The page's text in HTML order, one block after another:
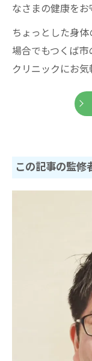
なさまの健康をお
ちょっとした身
場合でもつくば
クリニックにお気
この記事の監修